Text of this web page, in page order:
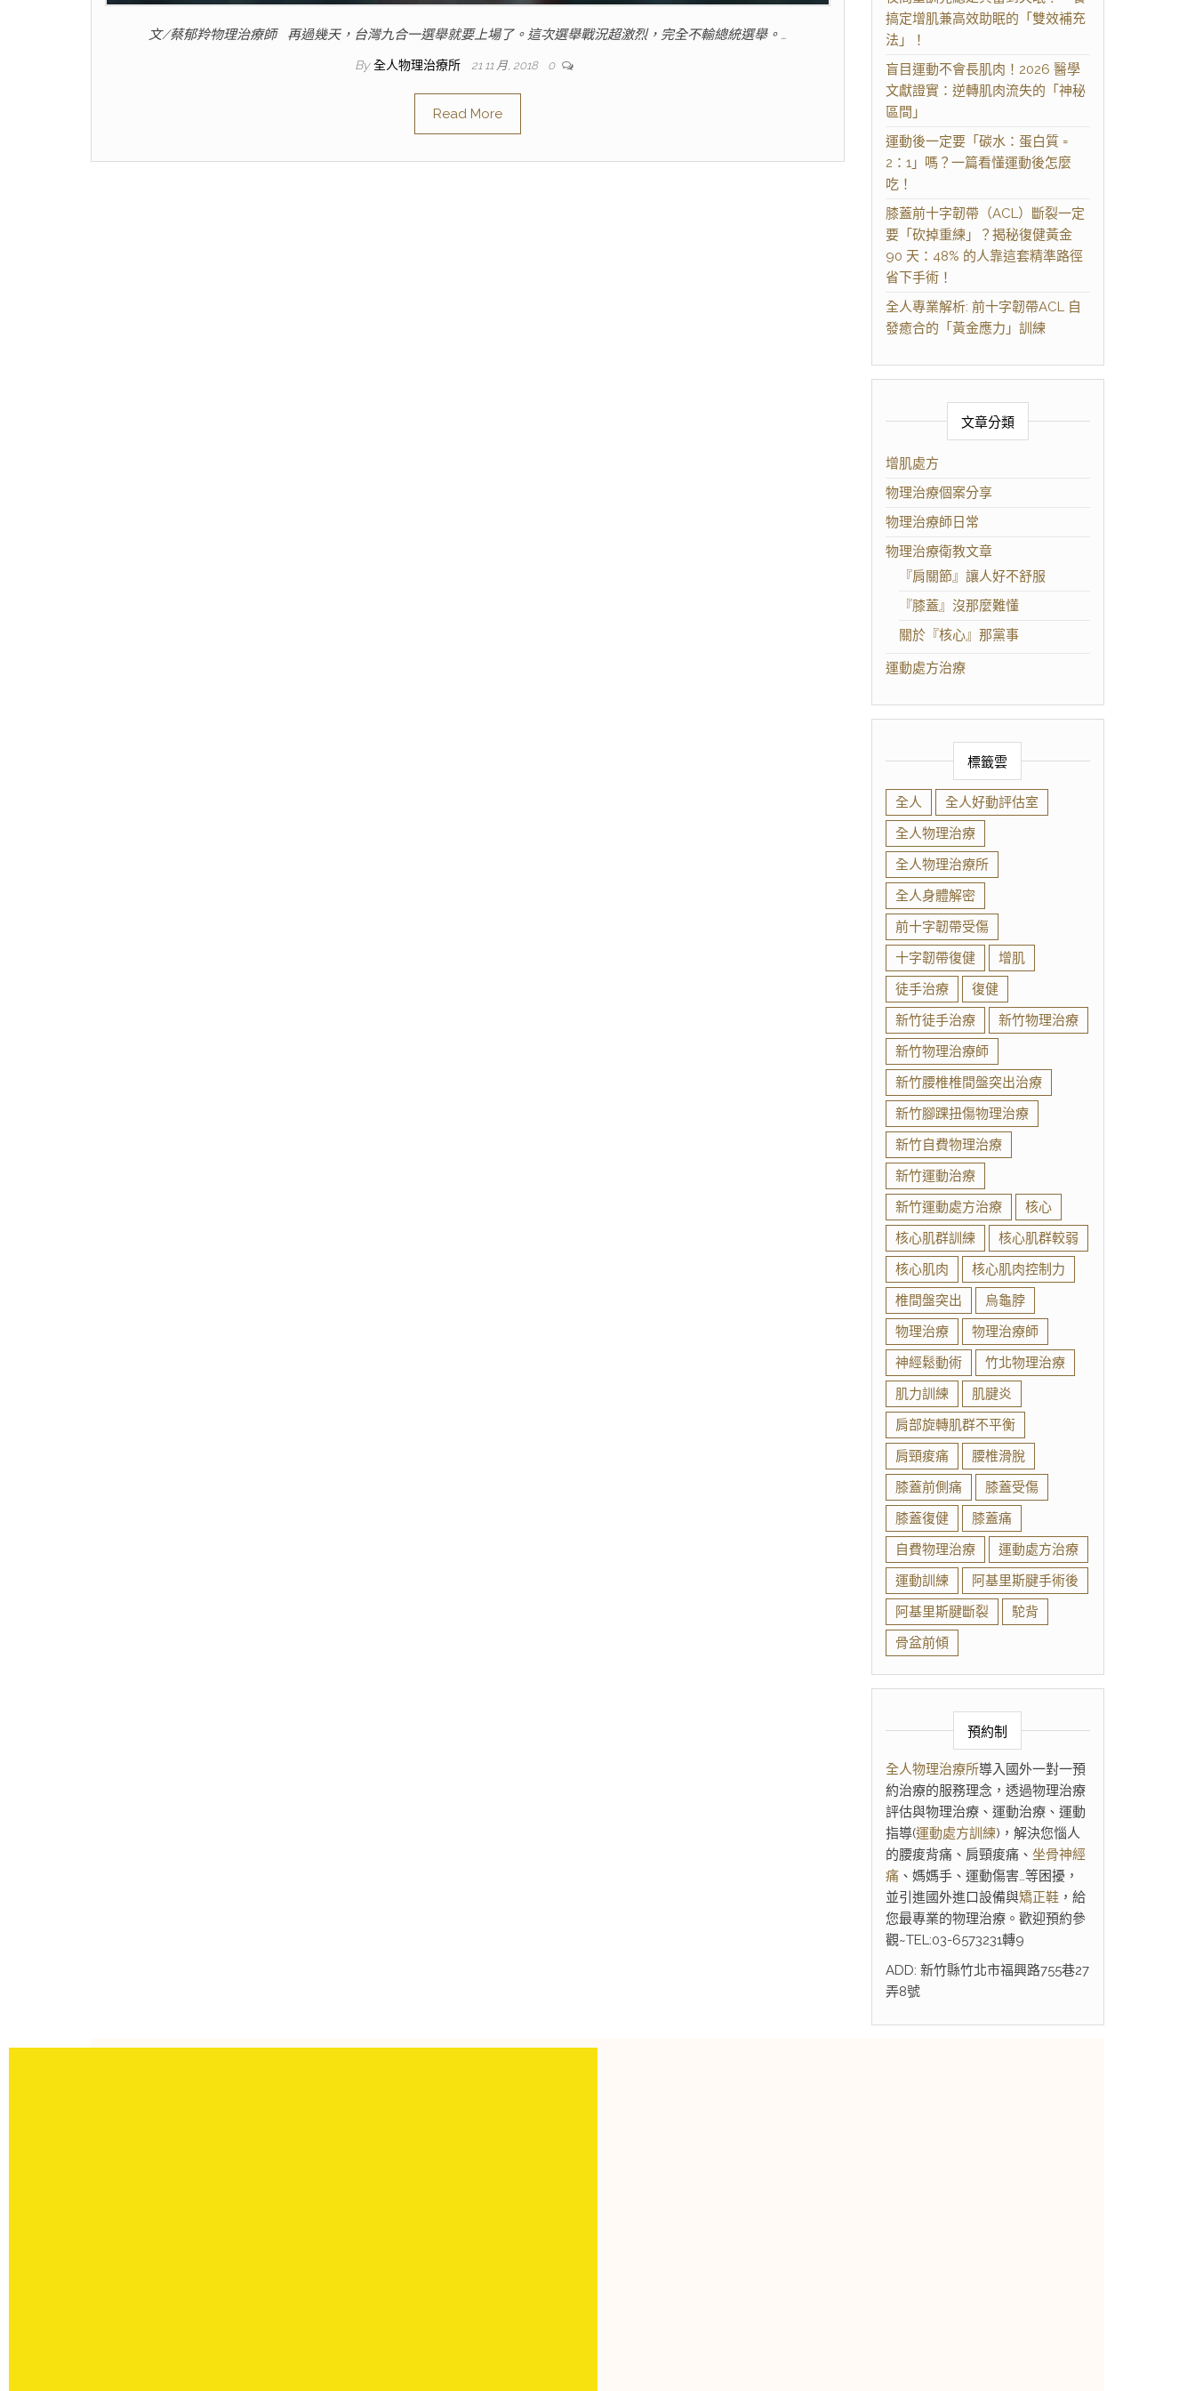
文/蔡郁羚物理治療師 再過幾天，台灣九合一選舉就要上場了。這次選舉戰況超激烈，完全不輸總統選舉。…
By 全人物理治療所 21 11 月, 2018 0
Read More
搞定增肌兼高效助眠的「雙效補充
法」！
盲目運動不會長肌肉！2026 醫學
文獻證實：逆轉肌肉流失的「神秘
區間」
運動後一定要「碳水：蛋白質 =
2：1」嗎？一篇看懂運動後怎麼
吃！
膝蓋前十字韌帶（ACL）斷裂一定
要「砍掉重練」？揭秘復健黃金
90 天：48% 的人靠這套精準路徑
省下手術！
全人專業解析: 前十字韌帶ACL 自
發癒合的「黃金應力」訓練
文章分類
增肌處方
物理治療個案分享
物理治療師日常
物理治療衛教文章
『肩關節』讓人好不舒服
『膝蓋』沒那麼難懂
關於『核心』那黨事
運動處方治療
標籤雲
全人
全人好動評估室
全人物理治療
全人物理治療所
全人身體解密
前十字韌帶受傷
十字韌帶復健
增肌
徒手治療
復健
新竹徒手治療
新竹物理治療
新竹物理治療師
新竹腰椎椎間盤突出治療
新竹腳踝扭傷物理治療
新竹自費物理治療
新竹運動治療
新竹運動處方治療
核心
核心肌群訓練
核心肌群較弱
核心肌肉
核心肌肉控制力
椎間盤突出
烏龜脖
物理治療
物理治療師
神經鬆動術
竹北物理治療
肌力訓練
肌腱炎
肩部旋轉肌群不平衡
肩頸痠痛
腰椎滑脫
膝蓋前側痛
膝蓋受傷
膝蓋復健
膝蓋痛
自費物理治療
運動處方治療
運動訓練
阿基里斯腱手術後
阿基里斯腱斷裂
駝背
骨盆前傾
預約制
全人物理治療所導入國外一對一預
約治療的服務理念，透過物理治療
評估與物理治療、運動治療、運動
指導(運動處方訓練)，解決您惱人
的腰痠背痛、肩頸痠痛、 坐骨神經
痛、媽媽手、運動傷害…等困擾，
並引進國外進口設備與矯正鞋，給
您最專業的物理治療。歡迎預約參
觀~TEL:03-6573231轉9
ADD: 新竹縣竹北市福興路755巷27
弄8號